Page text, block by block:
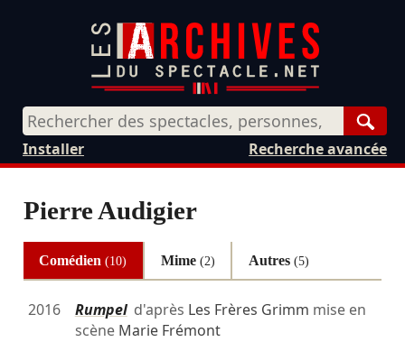
Recherche avancée
Installer
Pierre Audigier
Comédien(10) Mime (2) Autres(5)
2016 Rumpeld'après Les Frères Grimm mise en
scène Marie Frémont